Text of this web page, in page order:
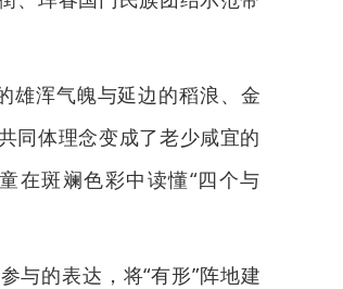
雄浑气魄与延边的稻浪、金
同体理念变成了老少咸宜的
在斑斓色彩中读懂“四个与
与的表达，将“有形”阵地建